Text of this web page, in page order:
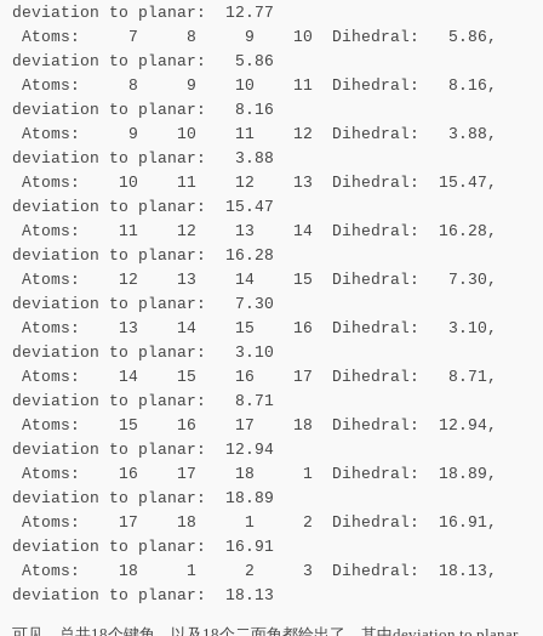
deviation to planar: 12.77
Atoms: 7 8 9 10 Dihedral: 5.86,
deviation to planar: 5.86
Atoms: 8 9 10 11 Dihedral: 8.16,
deviation to planar: 8.16
Atoms: 9 10 11 12 Dihedral: 3.88,
deviation to planar: 3.88
Atoms: 10 11 12 13 Dihedral: 15.47,
deviation to planar: 15.47
Atoms: 11 12 13 14 Dihedral: 16.28,
deviation to planar: 16.28
Atoms: 12 13 14 15 Dihedral: 7.30,
deviation to planar: 7.30
Atoms: 13 14 15 16 Dihedral: 3.10,
deviation to planar: 3.10
Atoms: 14 15 16 17 Dihedral: 8.71,
deviation to planar: 8.71
Atoms: 15 16 17 18 Dihedral: 12.94,
deviation to planar: 12.94
Atoms: 16 17 18 1 Dihedral: 18.89,
deviation to planar: 18.89
Atoms: 17 18 1 2 Dihedral: 16.91,
deviation to planar: 16.91
Atoms: 18 1 2 3 Dihedral: 18.13,
deviation to planar: 18.13